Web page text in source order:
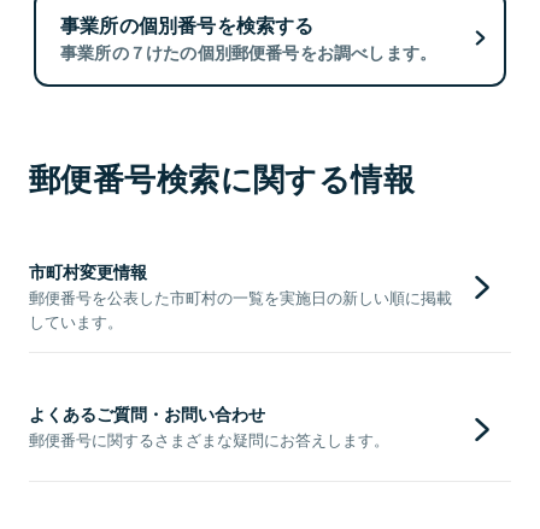
事業所の個別番号を検索する
事業所の７けたの個別郵便番号をお調べします。
郵便番号検索に関する情報
市町村変更情報
郵便番号を公表した市町村の一覧を実施日の新しい順に掲載
しています。
よくあるご質問・お問い合わせ
郵便番号に関するさまざまな疑問にお答えします。